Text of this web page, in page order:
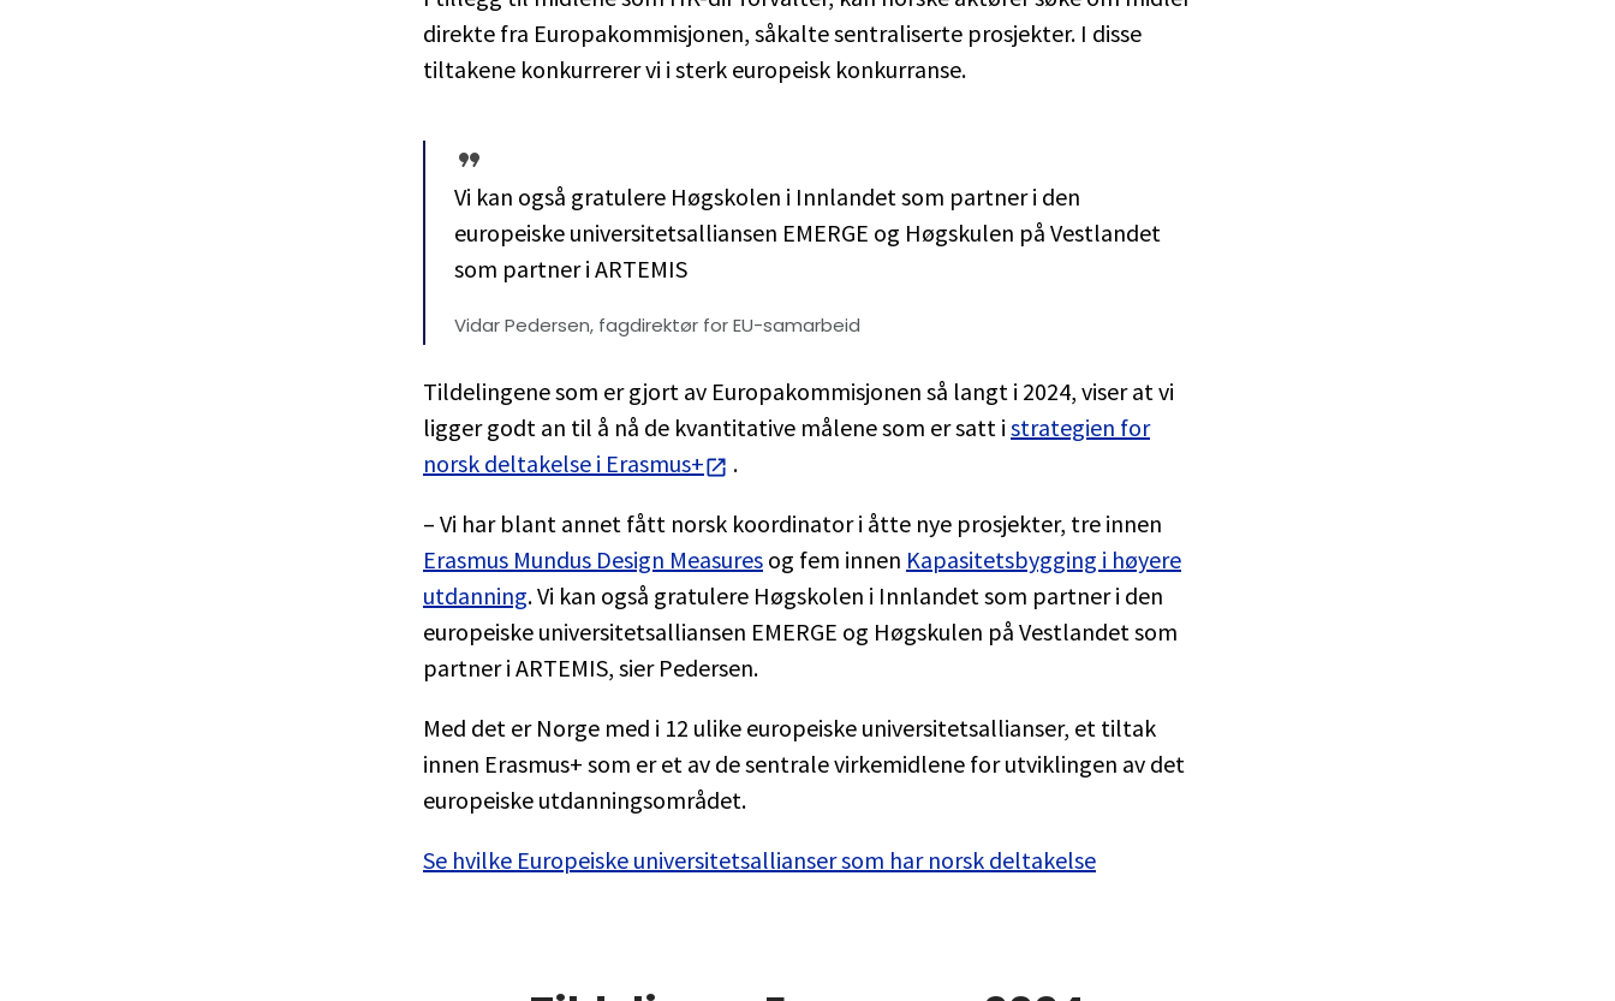
direkte fra Europakommisjonen, såkalte sentraliserte prosjekter. I disse
tiltakene konkurrerer vi i sterk europeisk konkurranse.
Vi kan også gratulere Høgskolen i Innlandet som partner i den
europeiske universitetsalliansen EMERGE og Høgskulen på Vestlandet
som partner i ARTEMIS
Vidar Pedersen, fagdirektør for EU-samarbeid
Tildelingene som er gjort av Europakommisjonen så langt i 2024, viser at vi
ligger godt an til å nå de kvantitative målene som er satt i strategien for
norsk deltakelse i Erasmus+
.
– Vi har blant annet fått norsk koordinator i åtte nye prosjekter, tre innen
Erasmus Mundus Design Measures og fem innen Kapasitetsbygging i høyere
utdanning. Vi kan også gratulere Høgskolen i Innlandet som partner i den
europeiske universitetsalliansen EMERGE og Høgskulen på Vestlandet som
partner i ARTEMIS, sier Pedersen.
Med det er Norge med i 12 ulike europeiske universitetsallianser, et tiltak
innen Erasmus+ som er et av de sentrale virkemidlene for utviklingen av det
europeiske utdanningsområdet.
Se hvilke Europeiske universitetsallianser som har norsk deltakelse